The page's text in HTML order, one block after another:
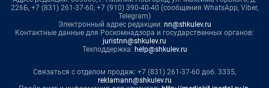
226Б, +7 (831) 261-37-60, +7 (910) 390-40-40 (сообщения WhatsApp, Viber,
Telegram)
Электронный адрес редакции: nn@shkulev.ru
Контактные данные для Роскомнадзора и государственных органов:
juristnn@shkulev.ru
Техподдержка: help@shkulev.ru
Связаться с отделом продаж: +7 (831) 261-37-60 доб. 3335,
reklamann@shkulev.ru